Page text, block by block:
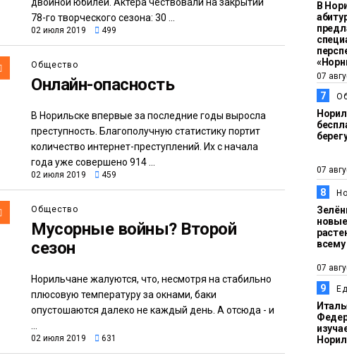
78-го творческого сезона: 30 ...
02 июля 2019 499
Общество
Онлайн-опасность
В Норильске впервые за последние годы выросла
преступность. Благополучную статистику портит
количество интернет-преступлений. Их с начала
года уже совершено 914 ...
02 июля 2019 459
Общество
Мусорные войны? Второй
сезон
Норильчане жалуются, что, несмотря на стабильно
плюсовую температуру за окнами, баки
опустошаются далеко не каждый день. А отсюда - и
02 июля 2019 631
В
07
7
07
8
07
9